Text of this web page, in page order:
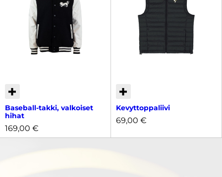
Baseball-takki, valkoiset
hihat
169,00 €
Kevyttoppaliivi
69,00 €